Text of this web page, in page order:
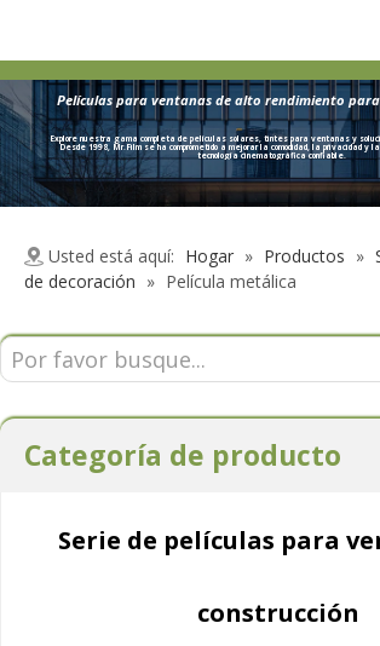
Películas para ventanas de alto rendimiento para
Explore nuestra gama completa de películas solares, tintes para ventanas y
Desde 1998, Mr.Film se ha comprometido a mejorar la comodidad, la privacidad y
tecnología cinematográfica confiable.
Usted está aquí: Hogar » Productos »
de decoración » Película metálica
Categoría de producto
Serie de películas para
construcción